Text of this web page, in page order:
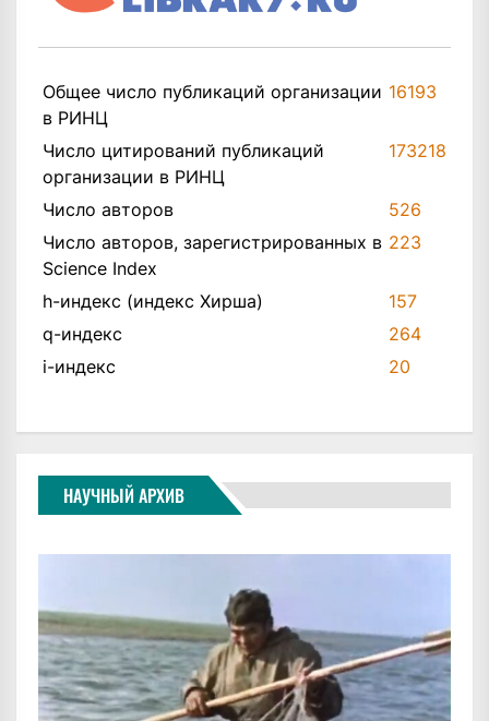
Общее число публикаций организации
в РИНЦ
16193
Число цитирований публикаций
организации в РИНЦ
173218
Число авторов
526
Число авторов, зарегистрированных в
Science Index
223
h-индекс (индекс Хирша)
157
q-индекс
264
i-индекс
20
НАУЧНЫЙ АРХИВ